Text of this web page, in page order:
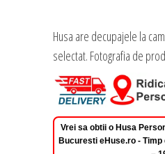
Husa are decupajele la
selectat. Fotografia de
Vrei sa obtii o Husa
Bucuresti eHuse.ro -